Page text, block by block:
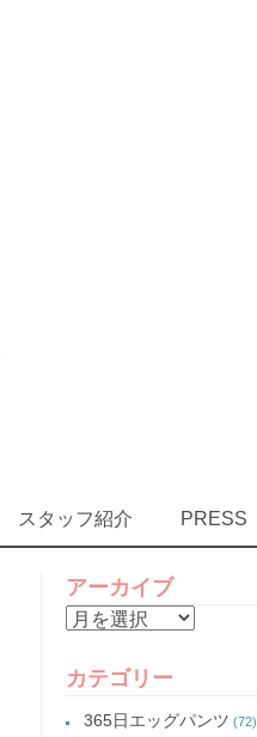
スタッフ紹介 PRESS
アーカイブ
ア
カ
カテゴリー
365日エッグパンツ (72)